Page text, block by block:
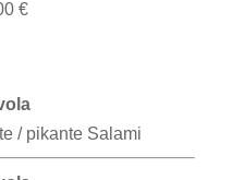
€
/ pikante Salami